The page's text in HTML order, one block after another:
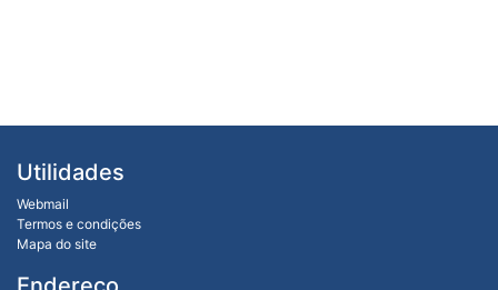
Utilidades
Webmail
Termos e condições
Mapa do site